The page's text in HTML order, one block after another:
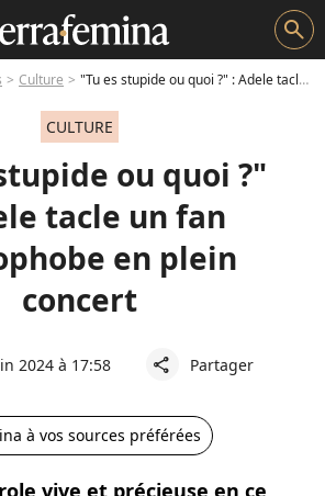
search
Culture "Tu es stupide ou quoi ?" : Adele tacle un fan homophobe en plein concert
CULTURE
ou quoi ?"
tacle un fan
en plein
concert
2024 à 17:58 share Partager
à vos sources préférées
vive et précieuse en ce